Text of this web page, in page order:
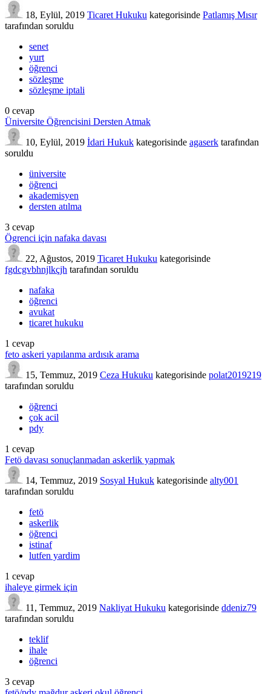
18, Eylül, 2019 Ticaret Hukuku kategorisinde Patlamış Mısır
tarafından soruldu
senet
yurt
öğrenci
sözleşme
sözleşme iptali
0 cevap
Üniversite Öğrencisini Dersten Atmak
10, Eylül, 2019 İdari Hukuk kategorisinde agaserk tarafından
soruldu
üniversite
öğrenci
akademisyen
dersten atılma
3 cevap
Ögrenci için nafaka davası
22, Ağustos, 2019 Ticaret Hukuku kategorisinde
fgdcgvbhnjlkçjh tarafından soruldu
nafaka
öğrenci
avukat
ticaret hukuku
1 cevap
feto askeri yapılanma ardısık arama
15, Temmuz, 2019 Ceza Hukuku kategorisinde polat2019219
tarafından soruldu
öğrenci
çok acil
pdy
1 cevap
Fetö davası sonuçlanmadan askerlik yapmak
14, Temmuz, 2019 Sosyal Hukuk kategorisinde alty001
tarafından soruldu
fetö
askerlik
öğrenci
istinaf
lutfen yardim
1 cevap
ihaleye girmek için
11, Temmuz, 2019 Nakliyat Hukuku kategorisinde ddeniz79
tarafından soruldu
teklif
ihale
öğrenci
3 cevap